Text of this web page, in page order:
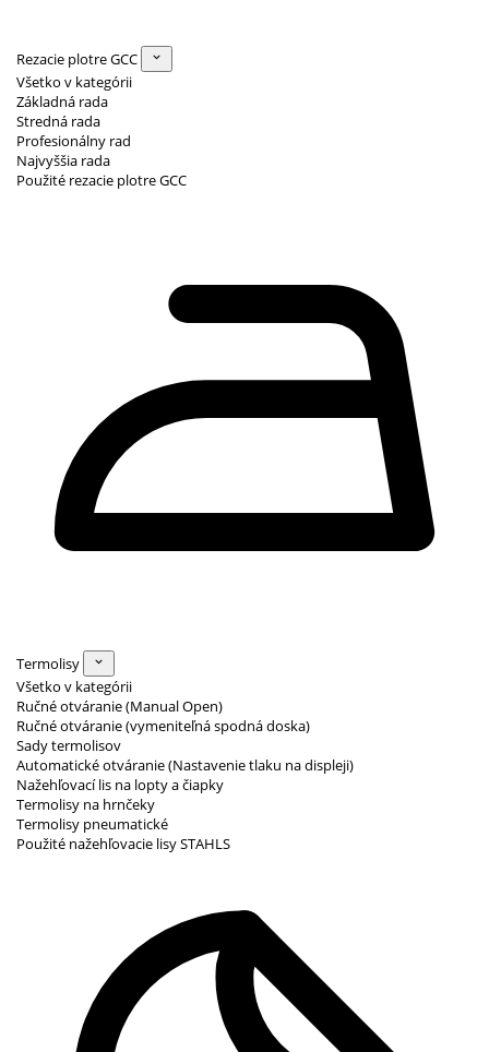
Rezacie plotre GCC
Všetko v kategórii
Základná rada
Stredná rada
Profesionálny rad
Najvyššia rada
Použité rezacie plotre GCC
Termolisy
Všetko v kategórii
Ručné otváranie (Manual Open)
Ručné otváranie (vymeniteľná spodná doska)
Sady termolisov
Automatické otváranie (Nastavenie tlaku na displeji)
Nažehľovací lis na lopty a čiapky
Termolisy na hrnčeky
Termolisy pneumatické
Použité nažehľovacie lisy STAHLS